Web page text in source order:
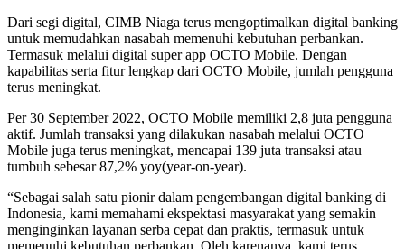
Dari segi digital, CIMB Niaga terus mengoptimalkan digital banking
untuk memudahkan nasabah memenuhi kebutuhan perbankan.
Termasuk melalui digital super app OCTO Mobile. Dengan
kapabilitas serta fitur lengkap dari OCTO Mobile, jumlah pengguna
terus meningkat.
Per 30 September 2022, OCTO Mobile memiliki 2,8 juta pengguna
aktif. Jumlah transaksi yang dilakukan nasabah melalui OCTO
Mobile juga terus meningkat, mencapai 139 juta transaksi atau
tumbuh sebesar 87,2% yoy(year-on-year).
“Sebagai salah satu pionir dalam pengembangan digital banking di
Indonesia, kami memahami ekspektasi masyarakat yang semakin
menginginkan layanan serba cepat dan praktis, termasuk untuk
memenuhi kebutuhan perbankan. Oleh karenanya, kami terus